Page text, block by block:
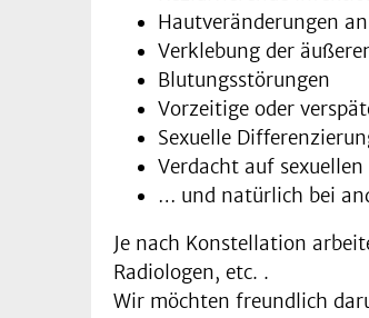
Hautveränderungen
Verklebung der
Blutungsstörungen
Vorzeitige oder
Sexuelle
Verdacht auf
… und natürlich bei
Je nach Konstellation
Radiologen, etc. .
Wir möchten freundlich